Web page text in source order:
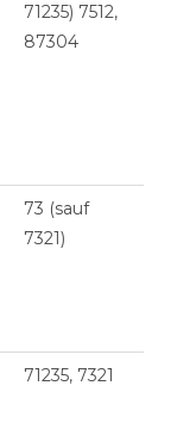
71235) 7512,
87304
73 (sauf
7321)
71235, 7321